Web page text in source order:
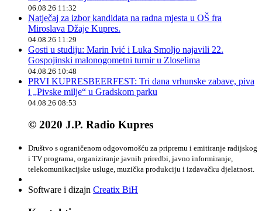
06.08.26 11:32
Natječaj za izbor kandidata na radna mjesta u OŠ fra
Miroslava Džaje Kupres.
04.08.26 11:29
Gosti u studiju: Marin Ivić i Luka Smoljo najavili 22.
Gospojinski malonogometni turnir u Zloselima
04.08.26 10:48
PRVI KUPRESBEERFEST: Tri dana vrhunske zabave, piva
i „Pivske milje“ u Gradskom parku
04.08.26 08:53
© 2020 J.P. Radio Kupres
Društvo s ograničenom odgovornošću za pripremu i emitiranje radijskog
i TV programa, organiziranje javnih priredbi, javno informiranje,
telekomunikacijske usluge, muzička produkciju i izdavačku djelatnost.
Software i dizajn Creatix BiH